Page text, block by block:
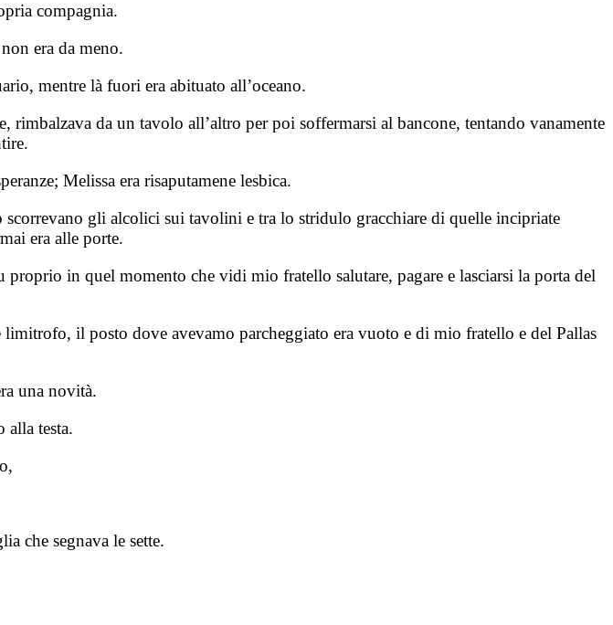
compagnia.
era da meno.
mentre là fuori era abituato all’oceano.
rimbalzava da un tavolo all’altro per poi soffermarsi al bancone, tentando vanamente
Melissa era risaputamene lesbica.
gli alcolici sui tavolini e tra lo stridulo gracchiare di quelle incipriate
era alle porte.
in quel momento che vidi mio fratello salutare, pagare e lasciarsi la porta del
il posto dove avevamo parcheggiato era vuoto e di mio fratello e del Pallas
una novità.
alla testa.
che segnava le sette.